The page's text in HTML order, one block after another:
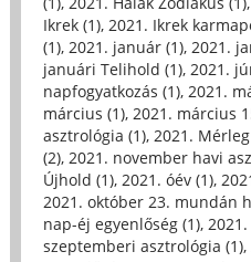
Ikrek (1), 2021. Ikrek
(1), 2021. január (1), 2021.
januári Telihold (1), 2021.
napfogyatkozás (1), 2021.
március (1), 2021. március
asztrológia (1), 2021.
(2), 2021. november havi
Újhold (1), 2021. óév (1),
2021. október 23. mundán
nap-éj egyenlőség (1),
szeptemberi asztrológia (1),